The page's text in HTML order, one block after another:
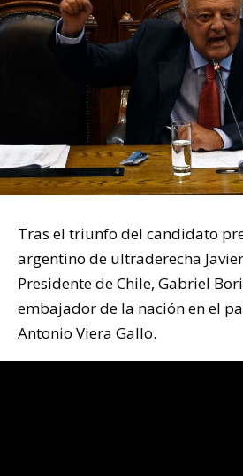
Tras el triunfo del candidato
argentino de ultraderecha
Presidente de Chile, Gabriel
embajador de la nación en el
Antonio Viera Gallo.